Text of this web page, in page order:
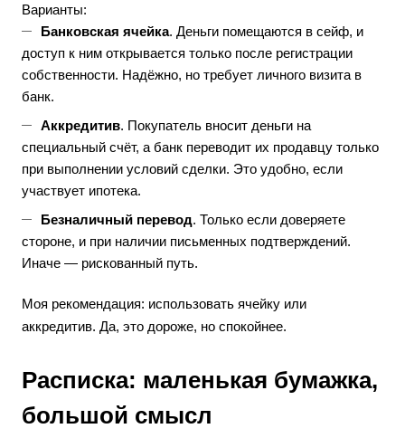
Варианты:
Банковская ячейка. Деньги помещаются в сейф, и
доступ к ним открывается только после регистрации
собственности. Надёжно, но требует личного визита в
банк.
Аккредитив. Покупатель вносит деньги на
специальный счёт, а банк переводит их продавцу только
при выполнении условий сделки. Это удобно, если
участвует ипотека.
Безналичный перевод. Только если доверяете
стороне, и при наличии письменных подтверждений.
Иначе — рискованный путь.
Моя рекомендация: использовать ячейку или
аккредитив. Да, это дороже, но спокойнее.
Расписка: маленькая бумажка,
большой смысл